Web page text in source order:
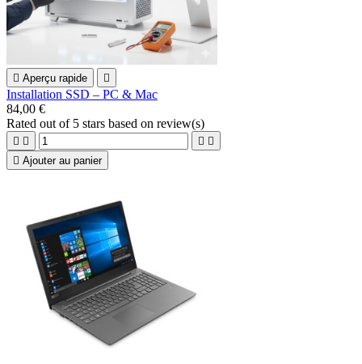
 Aperçu rapide 
Installation SSD – PC & Mac
84,00 €
Rated out of 5 stars based on review(s)
   
 Ajouter au panier